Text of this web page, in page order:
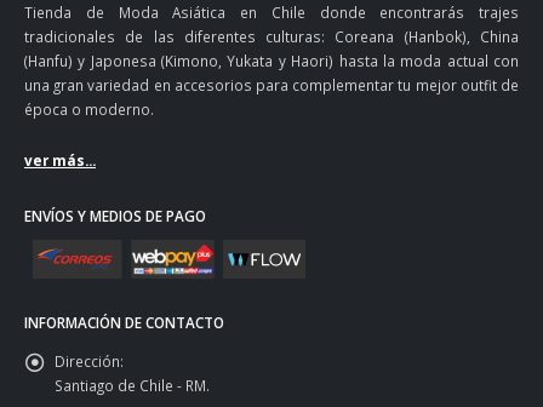
Tienda de Moda Asiática en Chile donde encontrarás trajes
tradicionales de las diferentes culturas: Coreana (Hanbok), China
(Hanfu) y Japonesa (Kimono, Yukata y Haori) hasta la moda actual con
una gran variedad en accesorios para complementar tu mejor outfit de
época o moderno.
ver más...
ENVÍOS Y MEDIOS DE PAGO
INFORMACIÓN DE CONTACTO
Dirección:
Santiago de Chile - RM.